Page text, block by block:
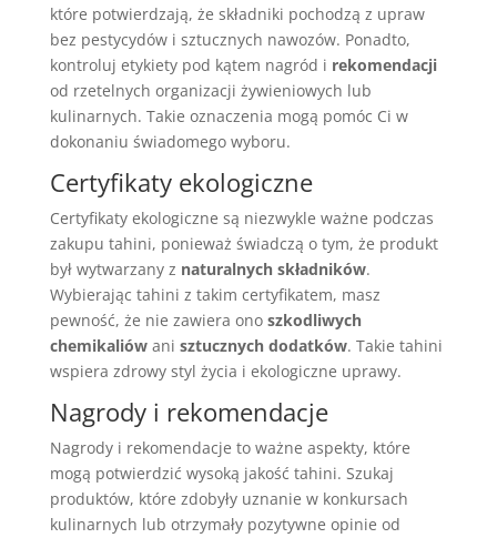
które potwierdzają, że składniki pochodzą z upraw
bez pestycydów i sztucznych nawozów. Ponadto,
kontroluj etykiety pod kątem nagród i rekomendacji
od rzetelnych organizacji żywieniowych lub
kulinarnych. Takie oznaczenia mogą pomóc Ci w
dokonaniu świadomego wyboru.
Certyfikaty ekologiczne
Certyfikaty ekologiczne są niezwykle ważne podczas
zakupu tahini, ponieważ świadczą o tym, że produkt
był wytwarzany z naturalnych składników.
Wybierając tahini z takim certyfikatem, masz
pewność, że nie zawiera ono szkodliwych
chemikaliówani sztucznych dodatków. Takie tahini
wspiera zdrowy styl życia i ekologiczne uprawy.
Nagrody i rekomendacje
Nagrody i rekomendacje to ważne aspekty, które
mogą potwierdzić wysoką jakość tahini. Szukaj
produktów, które zdobyły uznanie w konkursach
kulinarnych lub otrzymały pozytywne opinie od